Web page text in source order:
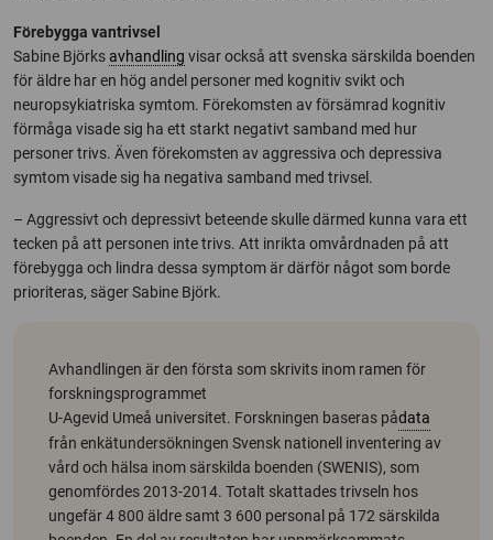
Förebygga vantrivsel
Sabine Björksavhandling visar också att svenska särskilda boenden
för äldre har en hög andel personer med kognitiv svikt och
neuropsykiatriska symtom. Förekomsten av försämrad kognitiv
förmåga visade sig ha ett starkt negativt samband med hur
personer trivs. Även förekomsten av aggressiva och depressiva
symtom visade sig ha negativa samband med trivsel.
– Aggressivt och depressivt beteende skulle därmed kunna vara ett
tecken på att personen inte trivs. Att inrikta omvårdnaden på att
förebygga och lindra dessa symptom är därför något som borde
prioriteras, säger Sabine Björk.
Avhandlingen är den första som skrivits inom ramen för
forskningsprogrammet
U-Agevid Umeå universitet. Forskningen baseras pådata
från enkätundersökningen Svensk nationell inventering av
vård och hälsa inom särskilda boenden (SWENIS), som
genomfördes 2013-2014. Totalt skattades trivseln hos
ungefär 4 800 äldre samt 3 600 personal på 172 särskilda